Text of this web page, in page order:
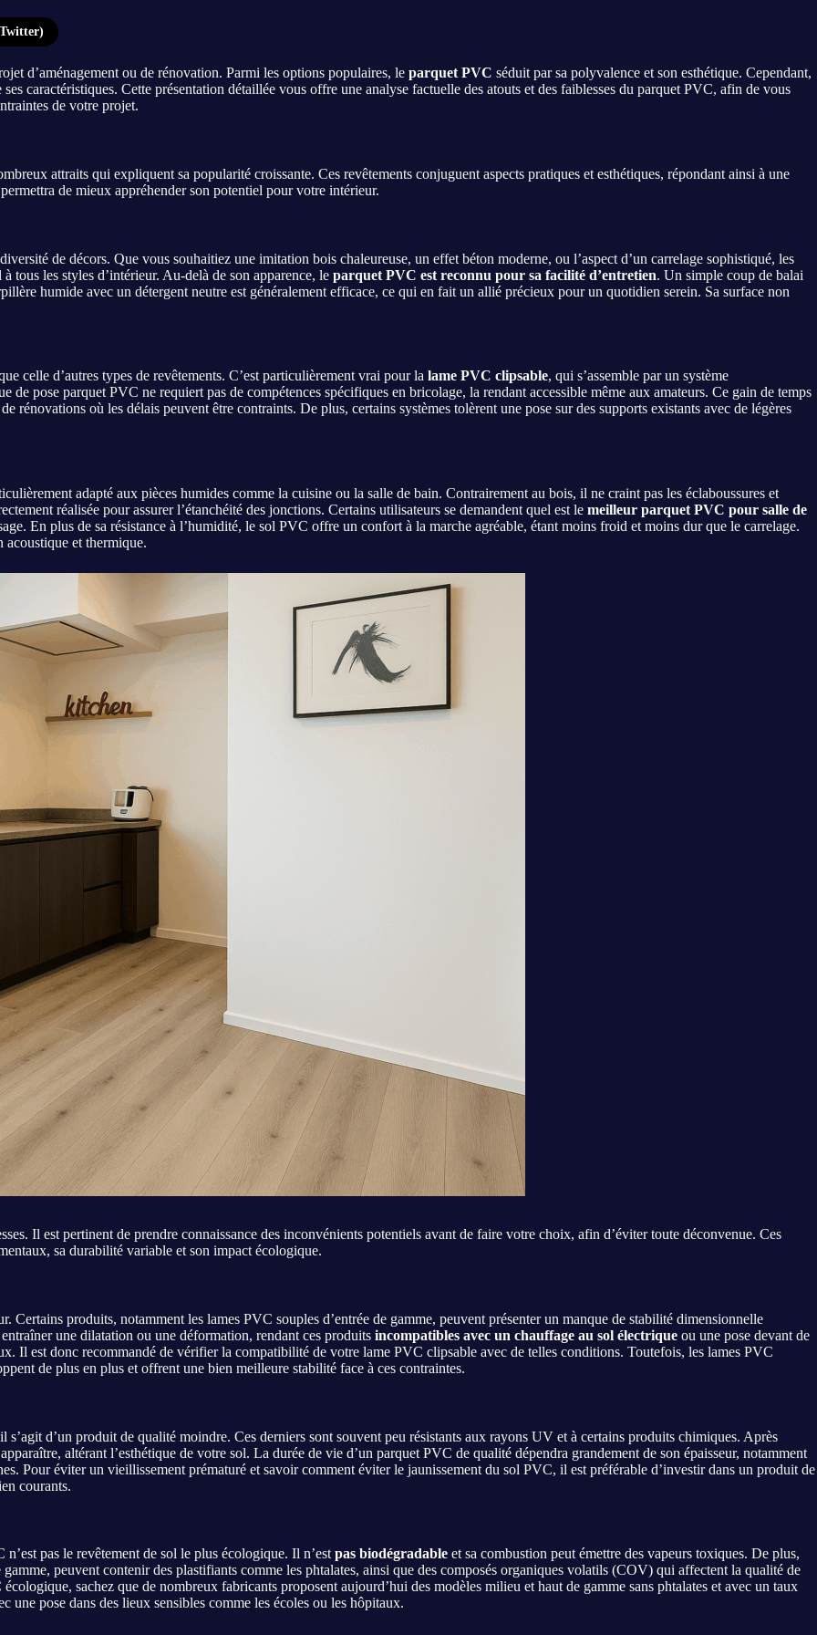
d’aménagement ou de rénovation. Parmi les options populaires, le parquet PVC séduit par sa polyvalence et son esthétique. Cependant,
caractéristiques. Cette présentation détaillée vous offre une analyse factuelle des atouts et des faiblesses du parquet PVC, afin de vous
de votre projet.
attraits qui expliquent sa popularité croissante. Ces revêtements conjuguent aspects pratiques et esthétiques, répondant ainsi à une
de mieux appréhender son potentiel pour votre intérieur.
de décors. Que vous souhaitiez une imitation bois chaleureuse, un effet béton moderne, ou l’aspect d’un carrelage sophistiqué, les
tous les styles d’intérieur. Au-delà de son apparence, le parquet PVC est reconnu pour sa facilité d’entretien. Un simple coup de balai
humide avec un détergent neutre est généralement efficace, ce qui en fait un allié précieux pour un quotidien serein. Sa surface non
celle d’autres types de revêtements. C’est particulièrement vrai pour la lame PVC clipsable, qui s’assemble par un système
pose parquet PVC ne requiert pas de compétences spécifiques en bricolage, la rendant accessible même aux amateurs. Ce gain de temps
rénovations où les délais peuvent être contraints. De plus, certains systèmes tolèrent une pose sur des supports existants avec de légères
adapté aux pièces humides comme la cuisine ou la salle de bain. Contrairement au bois, il ne craint pas les éclaboussures et
réalisée pour assurer l’étanchéité des jonctions. Certains utilisateurs se demandent quel est le meilleur parquet PVC pour salle de
En plus de sa résistance à l’humidité, le sol PVC offre un confort à la marche agréable, étant moins froid et moins dur que le carrelage.
et thermique.
Il est pertinent de prendre connaissance des inconvénients potentiels avant de faire votre choix, afin d’éviter toute déconvenue. Ces
sa durabilité variable et son impact écologique.
Certains produits, notamment les lames PVC souples d’entrée de gamme, peuvent présenter un manque de stabilité dimensionnelle
une dilatation ou une déformation, rendant ces produits incompatibles avec un chauffage au sol électrique ou une pose devant de
Il est donc recommandé de vérifier la compatibilité de votre lame PVC clipsable avec de telles conditions. Toutefois, les lames PVC
de plus en plus et offrent une bien meilleure stabilité face à ces contraintes.
d’un produit de qualité moindre. Ces derniers sont souvent peu résistants aux rayons UV et à certains produits chimiques. Après
altérant l’esthétique de votre sol. La durée de vie d’un parquet PVC de qualité dépendra grandement de son épaisseur, notamment
Pour éviter un vieillissement prématuré et savoir comment éviter le jaunissement du sol PVC, il est préférable d’investir dans un produit de
courants.
pas le revêtement de sol le plus écologique. Il n’est pas biodégradable et sa combustion peut émettre des vapeurs toxiques. De plus,
peuvent contenir des plastifiants comme les phtalates, ainsi que des composés organiques volatils (COV) qui affectent la qualité de
sachez que de nombreux fabricants proposent aujourd’hui des modèles milieu et haut de gamme sans phtalates et avec un taux
pose dans des lieux sensibles comme les écoles ou les hôpitaux.